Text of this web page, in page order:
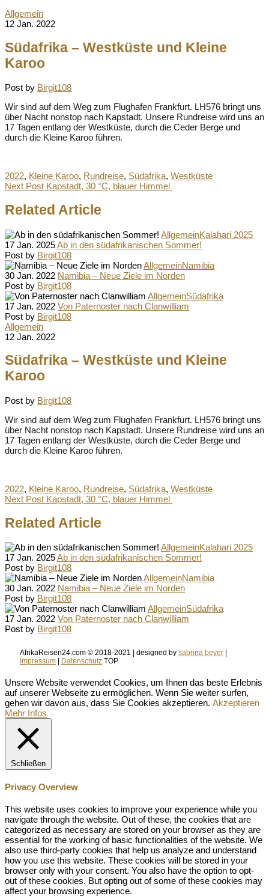
Allgemein
12 Jan. 2022
Südafrika – Westküste und Kleine
Karoo
Post by Birgit108
Wir sind auf dem Weg zum Flughafen Frankfurt. LH576 bringt uns
über Nacht nonstop nach Kapstadt. Unsere Rundreise wird uns an
17 Tagen entlang der Westküste, durch die Ceder Berge und
durch die Kleine Karoo führen.
Tags:
2022, Kleine Karoo, Rundreise, Südafrika, Westküste
Next Post Kapstadt, 30 °C, blauer Himmel
Related Article
AllgemeinKalahari 2025
17 Jan. 2025Ab in den südafrikanischen Sommer!
Post by Birgit108
AllgemeinNamibia
30 Jan. 2022 Namibia – Neue Ziele im Norden
Post by Birgit108
AllgemeinSüdafrika
17 Jan. 2022 Von Paternoster nach Clanwilliam
Post by Birgit108
Allgemein
12 Jan. 2022
Südafrika – Westküste und Kleine
Karoo
Post by Birgit108
Wir sind auf dem Weg zum Flughafen Frankfurt. LH576 bringt uns
über Nacht nonstop nach Kapstadt. Unsere Rundreise wird uns an
17 Tagen entlang der Westküste, durch die Ceder Berge und
durch die Kleine Karoo führen.
Tags:
2022, Kleine Karoo, Rundreise, Südafrika, Westküste
Next Post Kapstadt, 30 °C, blauer Himmel
Related Article
AllgemeinKalahari 2025
17 Jan. 2025Ab in den südafrikanischen Sommer!
Post by Birgit108
AllgemeinNamibia
30 Jan. 2022 Namibia – Neue Ziele im Norden
Post by Birgit108
AllgemeinSüdafrika
17 Jan. 2022 Von Paternoster nach Clanwilliam
Post by Birgit108
AfrikaReisen24.com © 2018-2021 | designed by sabrina beyer
Impressum
Datenschutz TOP
Unsere Website verwendet Cookies, um Ihnen das beste Erlebnis
auf unserer Webseite zu ermöglichen. Wenn Sie weiter surfen,
gehen wir davon aus, dass Sie Cookies akzeptieren. Akzeptieren
Mehr Infos
Schließen
Privacy Overview
This website uses cookies to improve your experience while you
navigate through the website. Out of these, the cookies that are
categorized as necessary are stored on your browser as they are
essential for the working of basic functionalities of the website. We
also use third-party cookies that help us analyze and understand
how you use this website. These cookies will be stored in your
browser only with your consent. You also have the option to opt-
out of these cookies. But opting out of some of these cookies may
affect your browsing experience.